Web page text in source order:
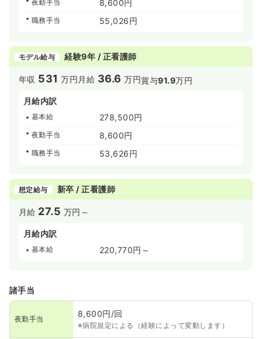
夜勤手当 8,600円
職務手当 55,026円
モデル給与 経験9年 / 正看護師
年収 531 万円 月給 36.6 万円賞与91.9万円
月給内訳
基本給 278,500円
夜勤手当 8,600円
職務手当 53,626円
想定給与 新卒 / 正看護師
月給 27.5 万円～
月給内訳
基本給 220,770円～
諸手当
夜勤手当
8,600円/回
※病院規定による（経験によって変動します）